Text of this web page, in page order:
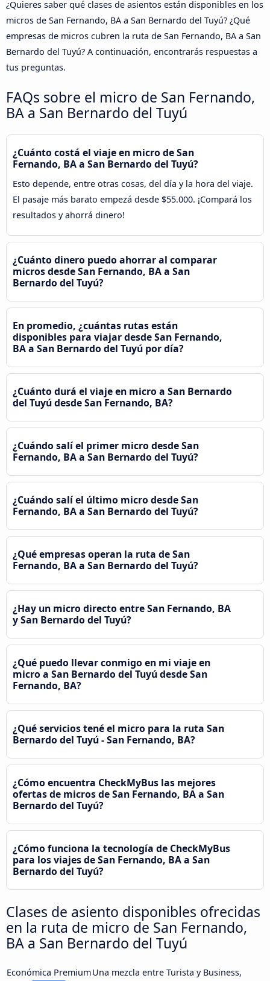
¿Quieres saber qué clases de asientos están disponibles en los
micros de San Fernando, BA a San Bernardo del Tuyú? ¿Qué
empresas de micros cubren la ruta de San Fernando, BA a San
Bernardo del Tuyú? A continuación, encontrarás respuestas a
tus preguntas.
FAQs sobre el micro de San Fernando,
BA a San Bernardo del Tuyú
¿Cuánto costá el viaje en micro de San
Fernando, BA a San Bernardo del Tuyú?
Esto depende, entre otras cosas, del día y la hora del viaje.
El pasaje más barato empezá desde $55.000. ¡Compará los
resultados y ahorrá dinero!
¿Cuánto dinero puedo ahorrar al comparar
micros desde San Fernando, BA a San
Bernardo del Tuyú?
En promedio, ¿cuántas rutas están
disponibles para viajar desde San Fernando,
BA a San Bernardo del Tuyú por día?
¿Cuánto durá el viaje en micro a San Bernardo
del Tuyú desde San Fernando, BA?
¿Cuándo salí el primer micro desde San
Fernando, BA a San Bernardo del Tuyú?
¿Cuándo salí el último micro desde San
Fernando, BA a San Bernardo del Tuyú?
¿Qué empresas operan la ruta de San
Fernando, BA a San Bernardo del Tuyú?
¿Hay un micro directo entre San Fernando, BA
y San Bernardo del Tuyú?
¿Qué puedo llevar conmigo en mi viaje en
micro a San Bernardo del Tuyú desde San
Fernando, BA?
¿Qué servicios tené el micro para la ruta San
Bernardo del Tuyú - San Fernando, BA?
¿Cómo encuentra CheckMyBus las mejores
ofertas de micros de San Fernando, BA a San
Bernardo del Tuyú?
¿Cómo funciona la tecnología de CheckMyBus
para los viajes de San Fernando, BA a San
Bernardo del Tuyú?
Clases de asiento disponibles ofrecidas
en la ruta de micro de San Fernando,
BA a San Bernardo del Tuyú
Económica PremiumUna mezcla entre Turista y Business,